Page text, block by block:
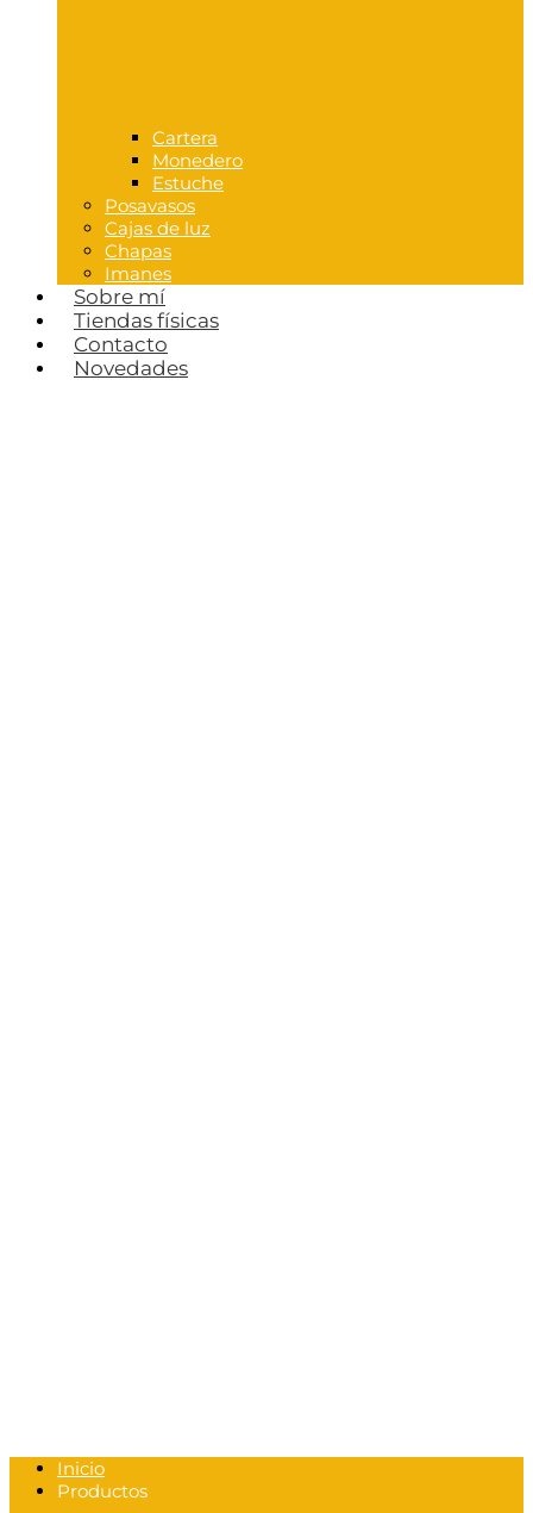
Cartera
Monedero
Estuche
Posavasos
Cajas de luz
Chapas
Imanes
Sobre mí
Tiendas físicas
Contacto
Novedades
Inicio
Productos